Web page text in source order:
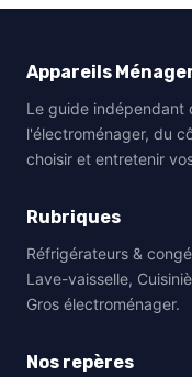
Appareils
Le guide indépendant
l'électroménager, du
choisir et entretenir
Rubriques
Réfrigérateurs &
Lave-vaisselle,
Gros électroménager.
Nos repères